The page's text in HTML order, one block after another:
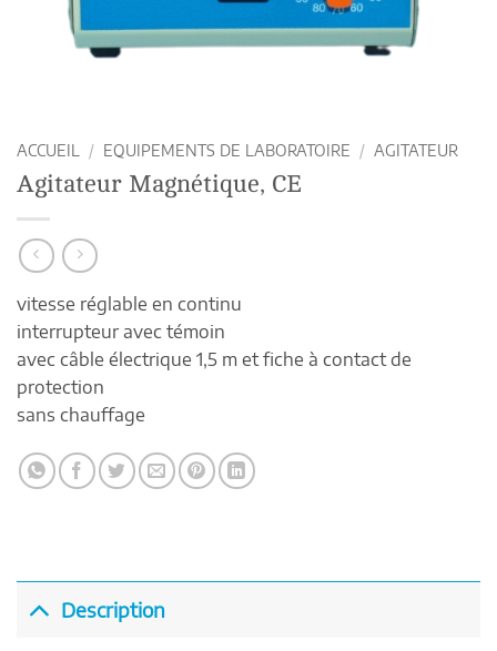
ACCUEIL / EQUIPEMENTS DE LABORATOIRE / AGITATEUR
Agitateur Magnétique, CE
vitesse réglable en continu
interrupteur avec témoin
avec câble électrique 1,5 m et fiche à contact de
protection
sans chauffage
Description